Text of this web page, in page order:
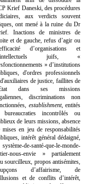
Krief Daneski, des procédures
aux verdicts souvent
ont mené à la ruine du Dr
Inactions de ministres de
et de gauche, refus d’agir ou
d’organisations et
juifs, «
» d’institutions
d'ordres professionnels
de justice, faillites de
dans ses missions
discriminations non
establishment, entités
bureaucraties incontrôlés ou
de leurs missions, absence
mises en jeu de responsabilités
intérêt général dédaigné,
de-santé-que-le-monde-
nous-envie » partialement
sourcilleux, propos antisémites,
d’affairisme, de
et de conflits d’intérêt,